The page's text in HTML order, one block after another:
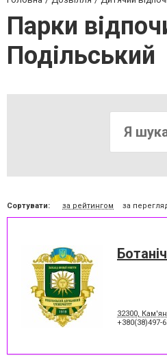
Парки
Подільський
Сортувати: за рейтингом за
32300,
+380(38)497-